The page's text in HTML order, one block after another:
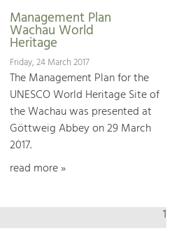
Management Plan
Wachau World
Heritage
Friday, 24 March 2017
The Management Plan for the
UNESCO World Heritage Site of
the Wachau was presented at
Göttweig Abbey on 29 March
2017.
read more »
1